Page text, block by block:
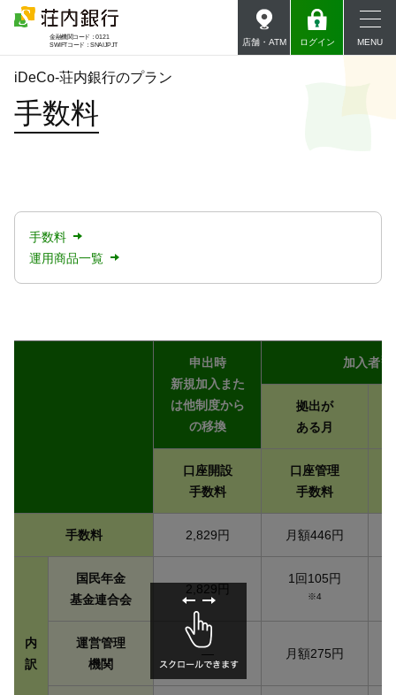
金融機関コード：0121
SWIFTコード：SNAIJPJT
店舗・ATM ログイン MENU
個人のお客さま
法人・事業主のお客さま
経営支援プラットフォーム
荘銀 Big Advance
個人のお客さま
採用について
お問い合わせ
iDeCo-荘内銀行のプラン
手数料
手数料
運用商品一覧
申出時
新規加入また
は他制度から
の移換
加入者※1
拠出が
ある月
口座開設
手数料
口座管理
手数料
手数料 2,829円 月額446円
内
訳
国民年金
基金連合会
2,829円
1回105円
※4
運営管理
機関
― 月額275円